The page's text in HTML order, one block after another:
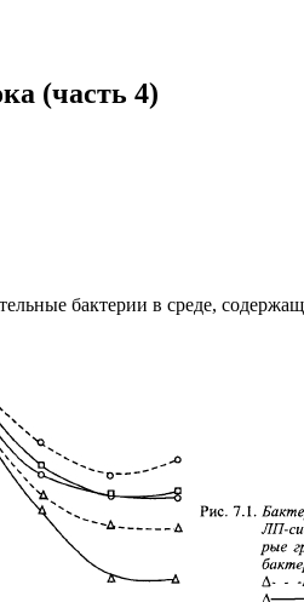
(часть 4)
бактерии в среде,